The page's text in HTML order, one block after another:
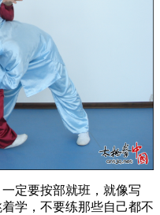
定要按部就班，就像写
学，不要练那些自己都不